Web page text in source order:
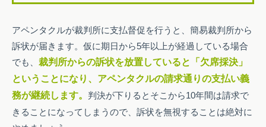
アペンタクルが裁判所に支払督促を行うと、簡易裁判所から
訴状が届きます。仮に期日から5年以上が経過している場合
でも、 裁判所からの訴状を放置していると「欠席採決」
ということになり、アペンタクルの請求通りの支払い義
務が継続します。 判決が下りるとそこから10年間は請求で
きることになってしまうので、訴状を無視することは絶対に